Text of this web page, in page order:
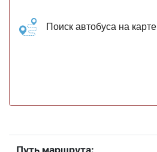
Поиск автобуса на карте
Путь маршрута: